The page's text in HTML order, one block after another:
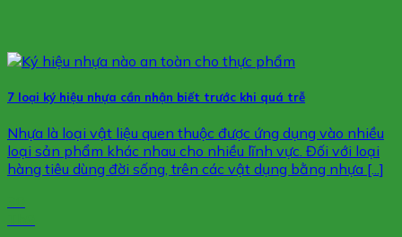
7 loại ký hiệu nhựa cần nhận biết trước khi quá trễ
Nhựa là loại vật liệu quen thuộc được ứng dụng vào nhiều
loại sản phẩm khác nhau cho nhiều lĩnh vực. Đối với loại
hàng tiêu dùng đời sống, trên các vật dụng bằng nhựa [...]